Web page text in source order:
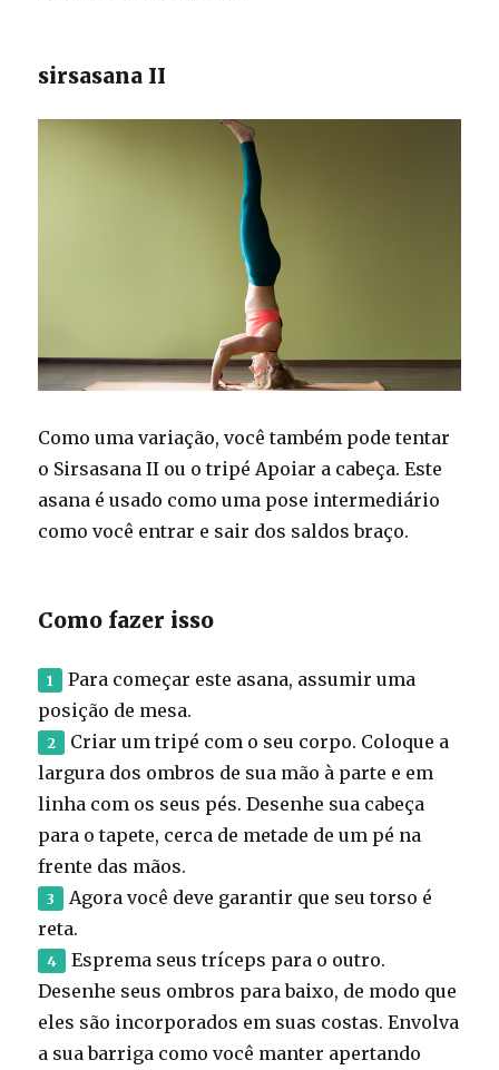
sirsasana II
Como uma variação, você também pode tentar
o Sirsasana II ou o tripé Apoiar a cabeça. Este
asana é usado como uma pose intermediário
como você entrar e sair dos saldos braço.
Como fazer isso
Para começar este asana, assumir uma
posição de mesa.
Criar um tripé com o seu corpo. Coloque a
largura dos ombros de sua mão à parte e em
linha com os seus pés. Desenhe sua cabeça
para o tapete, cerca de metade de um pé na
frente das mãos.
Agora você deve garantir que seu torso é
reta.
Esprema seus tríceps para o outro.
Desenhe seus ombros para baixo, de modo que
eles são incorporados em suas costas. Envolva
a sua barriga como você manter apertando